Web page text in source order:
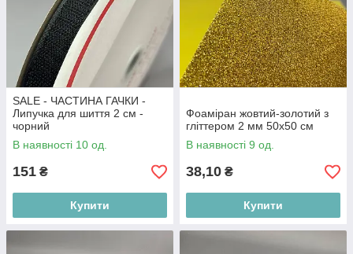
SALE - ЧАСТИНА ГАЧКИ -
Липучка для шиття 2 см -
чорний
В наявності 10 од.
151 ₴
Купити
Фоаміран жовтий-золотий з
гліттером 2 мм 50х50 см
В наявності 9 од.
38,10 ₴
Купити